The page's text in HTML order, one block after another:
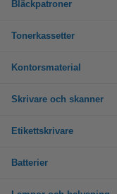
Bläckpatroner
Tonerkassetter
Kontorsmaterial
Skrivare och skanner
Etikettskrivare
Batterier